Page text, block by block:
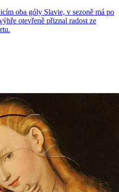
oba góly Slavie, v sezoně má po
otevřeně přiznal radost ze